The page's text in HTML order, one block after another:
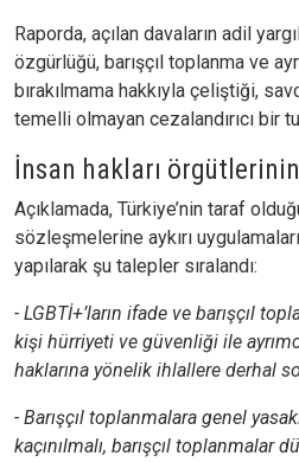
Raporda, açılan davaların adil
özgürlüğü, barışçıl toplanma ve
bırakılmama hakkıyla çeliştiği,
temelli olmayan cezalandırıcı bir
İnsan hakları
Açıklamada, Türkiye’nin taraf
sözleşmelerine aykırı
yapılarak şu talepler sıralandı:
- LGBTİ+’ların ifade ve barışçıl
kişi hürriyeti ve güvenliği ile
haklarına yönelik ihlallere derhal
- Barışçıl toplanmalara genel
kaçınılmalı, barışçıl toplanmalar